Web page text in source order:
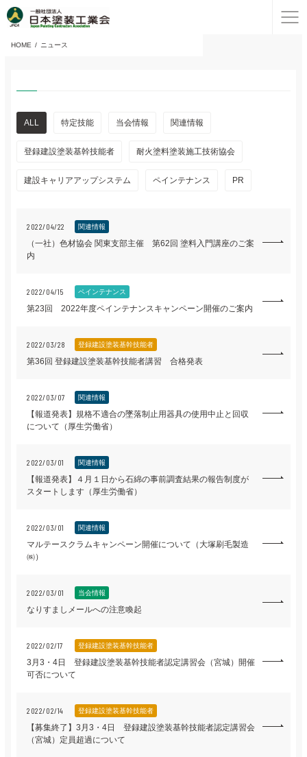
HOME ニュース
ALL 特定技能 当会情報 関連情報
登録建設塗装基幹技能者 耐火塗料塗装施工技術協会
建設キャリアアップシステム ペインテナンス PR
2022/04/22 関連情報
（一社）色材協会 関東支部主催 第62回 塗料入門講座のご案
内
2022/04/15 ペインテナンス
第23回 2022年度ペインテナンスキャンペーン開催のご案内
2022/03/28 登録建設塗装基幹技能者
第36回 登録建設塗装基幹技能者講習 合格発表
2022/03/07 関連情報
【報道発表】規格不適合の墜落制止用器具の使用中止と回収
について（厚生労働省）
2022/03/01 関連情報
【報道発表】４月１日から石綿の事前調査結果の報告制度が
スタートします（厚生労働省）
2022/03/01 関連情報
マルテースクラムキャンペーン開催について（大塚刷毛製造
㈱）
2022/03/01 当会情報
なりすましメールへの注意喚起
2022/02/17 登録建設塗装基幹技能者
3月3・4日 登録建設塗装基幹技能者認定講習会（宮城）開催
可否について
2022/02/14 登録建設塗装基幹技能者
【募集終了】3月3・4日 登録建設塗装基幹技能者認定講習会
（宮城）定員超過について